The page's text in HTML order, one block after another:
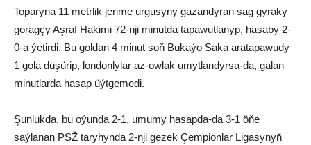
Toparyna 11 metrlik jerime urgusyny gazandyran sag gyraky
goragçy Aşraf Hakimi 72-nji minutda tapawutlanyp, hasaby 2-
0-a ýetirdi. Bu goldan 4 minut soň Bukaýo Saka aratapawudy
1 gola düşürip, londonlylar az-owlak umytlandyrsa-da, galan
minutlarda hasap üýtgemedi.
Şunlukda, bu oýunda 2-1, umumy hasapda-da 3-1 öňe
saýlanan PSŽ taryhynda 2-nji gezek Çempionlar Ligasynyň